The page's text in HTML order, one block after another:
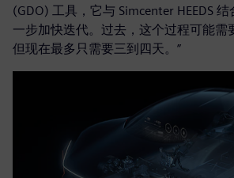
(GDO) 工具，它与 Simcenter HEEDS
一步加快迭代。过去，这个过程可能需
但现在最多只需要三到四天。”